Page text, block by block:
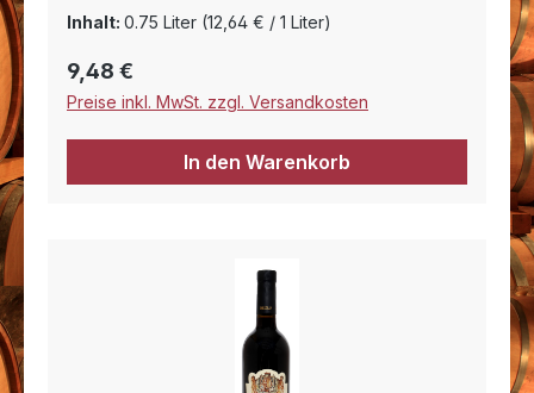
Sangiovese Trauben mit einer Beimischung
vom Stil her wie ein junger Chianti. Der
Vigna della Lepre altert für 8 Monate in
Mit seiner Frische und guter Säure ist er
der ideale Begleiter für’s tägliche Essen.
Inhalt: 0.75 Liter (12,64 € / 1 Liter)
Regulärer Preis:
9,48 €
Preise inkl. MwSt. zzgl. Versandkosten
In den Warenkorb